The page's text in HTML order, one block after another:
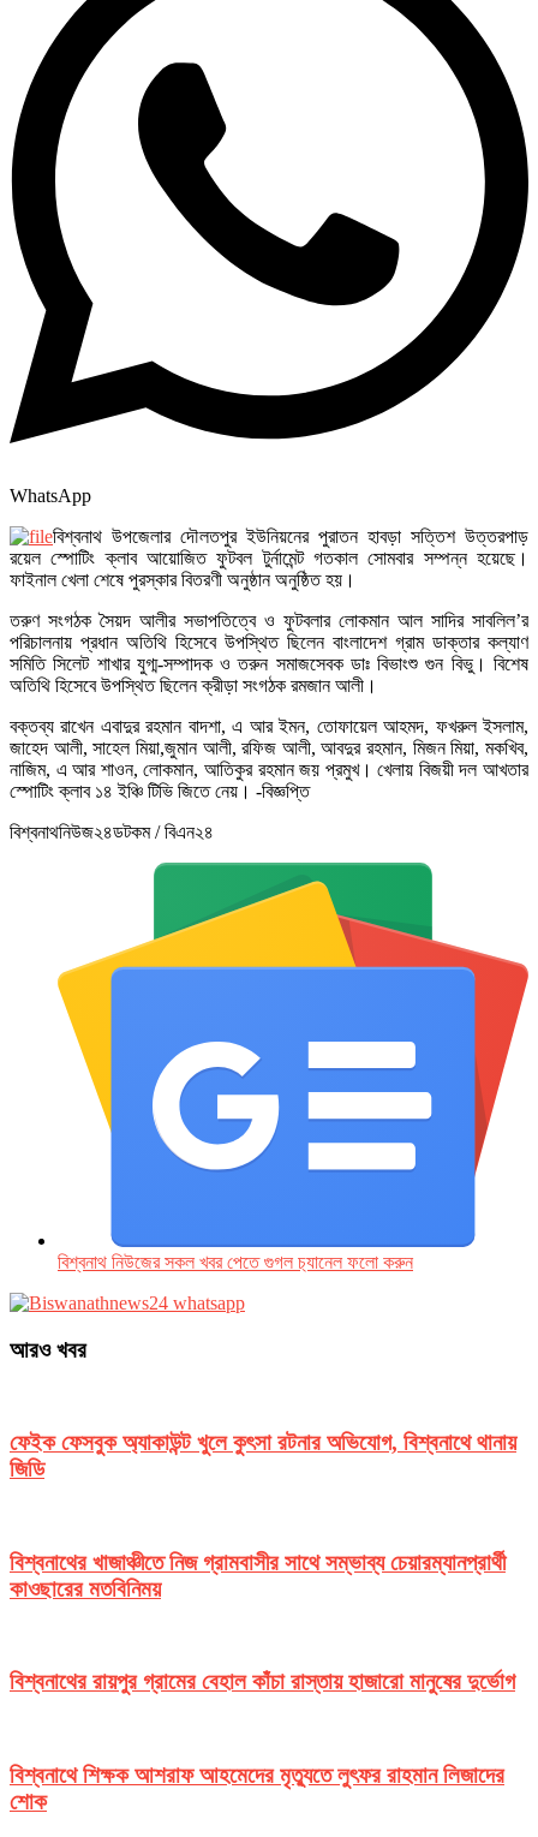
WhatsApp
বিশ্বনাথ উপজেলার দৌলতপুর ইউনিয়নের পুরাতন হাবড়া সত্তিশ উত্তরপাড়
রয়েল স্পোটিং ক্লাব আয়োজিত ফুটবল টুর্নামেন্ট গতকাল সোমবার সম্পন্ন হয়েছে।
ফাইনাল খেলা শেষে পুরস্কার বিতরণী অনুষ্ঠান অনুষ্ঠিত হয়।
তরুণ সংগঠক সৈয়দ আলীর সভাপতিত্বে ও ফুটবলার লোকমান আল সাদির সাবলিল’র
পরিচালনায় প্রধান অতিথি হিসেবে উপস্থিত ছিলেন বাংলাদেশ গ্রাম ডাক্তার কল্যাণ
সমিতি সিলেট শাখার যুগ্ম-সম্পাদক ও তরুন সমাজসেবক ডাঃ বিভাংশু গুন বিভু। বিশেষ
অতিথি হিসেবে উপস্থিত ছিলেন ক্রীড়া সংগঠক রমজান আলী।
বক্তব্য রাখেন এবাদুর রহমান বাদশা, এ আর ইমন, তোফায়েল আহমদ, ফখরুল ইসলাম,
জাহেদ আলী, সাহেল মিয়া,জুমান আলী, রফিজ আলী, আবদুর রহমান, মিজন মিয়া, মকখিব,
নাজিম, এ আর শাওন, লোকমান, আতিকুর রহমান জয় প্রমুখ। খেলায় বিজয়ী দল আখতার
স্পোটিং ক্লাব ১৪ ইঞ্চি টিভি জিতে নেয়। -বিজ্ঞপ্তি
বিশ্বনাথনিউজ২৪ডটকম / বিএন২৪
বিশ্বনাথ নিউজের সকল খবর পেতে গুগল চ‌্যানেল ফলো করুন
আরও খবর
ফেইক ফেসবুক অ্যাকাউন্ট খুলে কুৎসা রটনার অভিযোগ, বিশ্বনাথে থানায়
জিডি
বিশ্বনাথের খাজাঞ্চীতে নিজ গ্রামবাসীর সাথে সম্ভাব্য চেয়ারম্যানপ্রার্থী
কাওছারের মতবিনিময়
বিশ্বনাথের রায়পুর গ্রামের বেহাল কাঁচা রাস্তায় হাজারো মানুষের দুর্ভোগ
বিশ্বনাথে শিক্ষক আশরাফ আহমেদের মৃত্যুতে লুৎফর রাহমান লিজাদের
শোক